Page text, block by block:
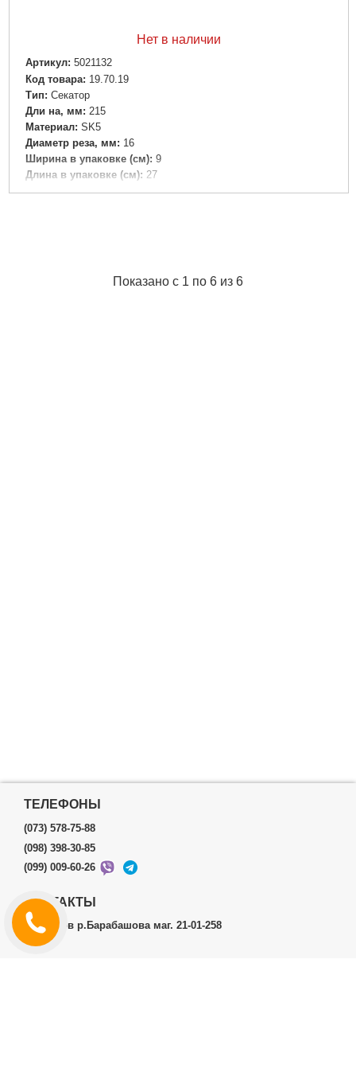
Нет в наличии
Артикул: 5021132
Код товара: 19.70.19
Tип: Секатор
Дли на, мм: 215
Материал: SK5
Диаметр реза, мм: 16
Ширина в упаковке (см): 9
Длина в упаковке (см): 27
Высота в упаковке (см): 2
Показано с 1 по 6 из 6
ТЕЛЕФОНЫ
(073) 578-75-88
(098) 398-30-85
(099) 009-60-26
КОНТАКТЫ
г.Харьков р.Барабашова маг. 21-01-258